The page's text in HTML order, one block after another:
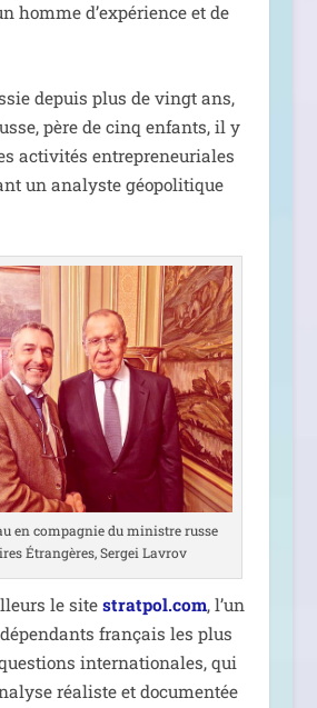
homme d’expérience et de
depuis plus de vingt ans,
père de cinq enfants, il y
acti­vi­tés entre­pre­neu­riales
un ana­lyste géo­po­li­tique
en com­pa­gnie du ministre russe
Étrangères, Sergei Lavrov
le site stratpol.com, l’un
fran­çais les plus
inter­na­tio­nales, qui
réa­liste et docu­men­tée